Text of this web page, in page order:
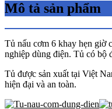
Mô tả sản phẩm
Tủ nấu cơm 6 khay hẹn giờ
nghiệp dùng điện. Tủ có bộ
Tủ được sản xuất tại Việt
hiện đại và an toàn.